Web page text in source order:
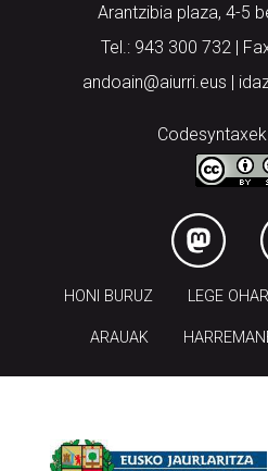
Arantzibia plaza, 4-5
Tel.: 943 300 732 |
andoain@aiurri.eus |
HONI BURUZ LEGE
ARAUAK